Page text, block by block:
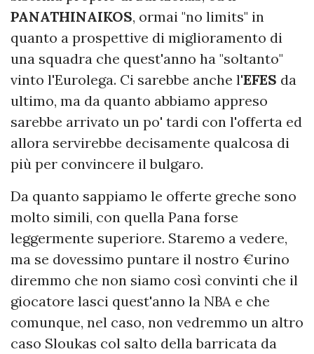
PANATHINAIKOS, ormai "no limits" in
quanto a prospettive di miglioramento di
una squadra che quest'anno ha "soltanto"
vinto l'Eurolega. Ci sarebbe anche l'EFES da
ultimo, ma da quanto abbiamo appreso
sarebbe arrivato un po' tardi con l'offerta ed
allora servirebbe decisamente qualcosa di
più per convincere il bulgaro.
Da quanto sappiamo le offerte greche sono
molto simili, con quella Pana forse
leggermente superiore. Staremo a vedere,
ma se dovessimo puntare il nostro €urino
diremmo che non siamo così convinti che il
giocatore lasci quest'anno la NBA e che
comunque, nel caso, non vedremmo un altro
caso Sloukas col salto della barricata da